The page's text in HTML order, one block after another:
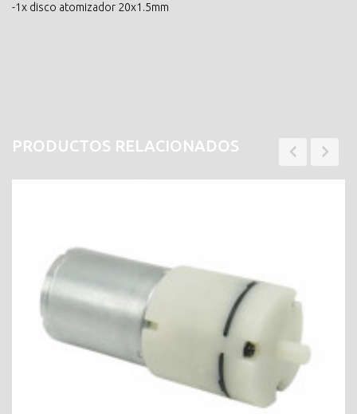
-1x disco atomizador 20x1.5mm
PRODUCTOS RELACIONADOS